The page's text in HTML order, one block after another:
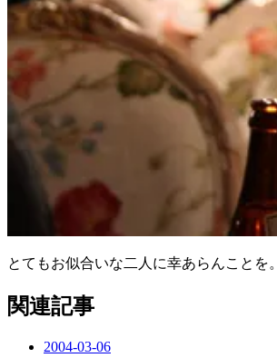
とてもお似合いな二人に幸あらんことを。
関連記事
2004-03-06